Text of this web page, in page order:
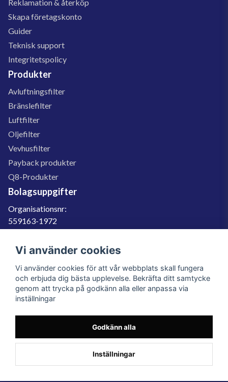
Reklamation & återköp
Skapa företagskonto
Guider
Teknisk support
Integritetspolicy
Produkter
Avluftningsfilter
Bränslefilter
Luftfilter
Oljefilter
Vevhusfilter
Payback produkter
Q8-Produkter
Bolagsuppgifter
Organisationsnr:
559163-1972
SE559163197201
060-566 800
info@filter.se
559163-1972
© 2023 Filter.se, All rights reserved.
Vi använder cookies
Vi använder cookies för att vår webbplats skall fungera
och erbjuda dig bästa upplevelse. Bekräfta ditt samtycke
genom att trycka på godkänn alla eller anpassa via
inställningar
Godkänn alla
Inställningar